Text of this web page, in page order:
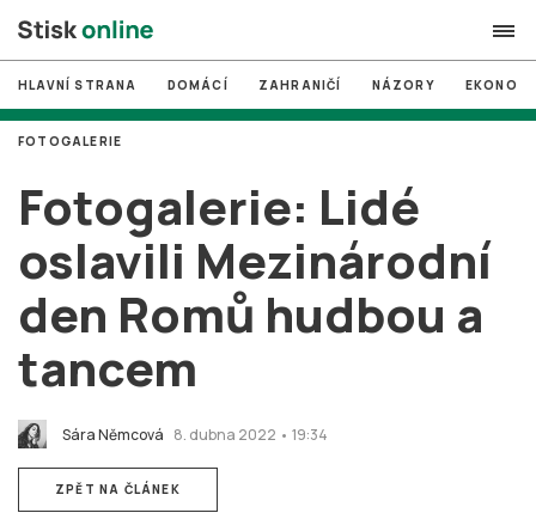
search
# MUNI
# Brno
# volby
login PŘIHLÁSIT SE
Zapomněli jste heslo?
HLAVNÍ STRANA DOMÁCÍ ZAHRANIČÍ NÁZORY
Fotogalerie: Lidé
oslavili Mezinárodní
den Romů hudbou a
tancem
Sára Němcová 8. dubna 2022 • 19:34
FOTOGALERIE
ZPĚT NA ČLÁNEK